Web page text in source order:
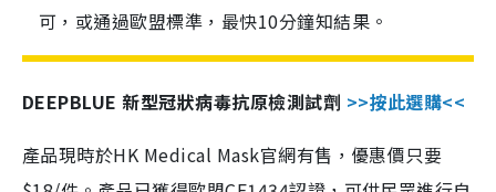
可，或通過歐盟標準，最快10分鐘知結果。
DEEPBLUE 新型冠狀病毒抗原檢測試劑 >>按此選購<<
產品現時於HK Medical Mask官網有售，優惠價只要